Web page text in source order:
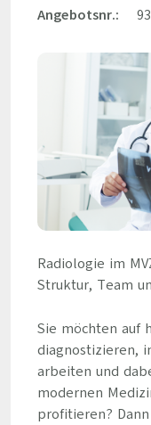
Angebotsnr.:
Radiologie im
Struktur, Team
Sie möchten auf
diagnostizieren,
arbeiten und
modernen
profitieren?